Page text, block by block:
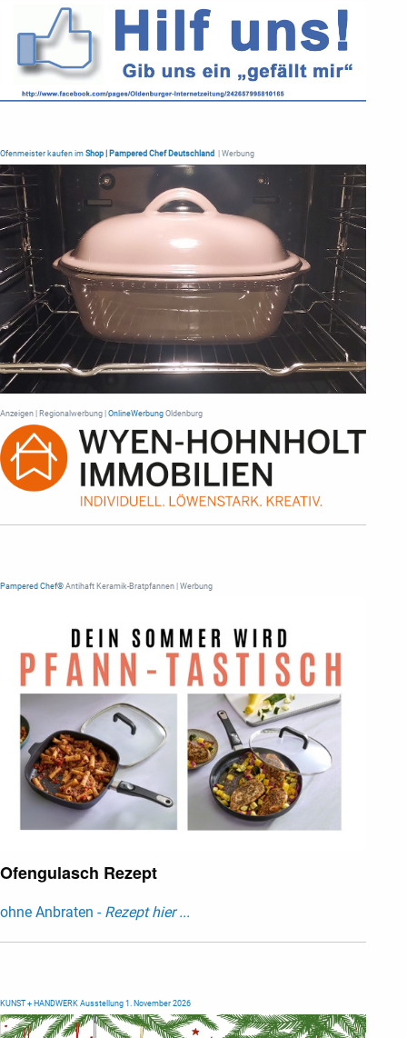
Ofenmeister kaufen im Shop | Pampered Chef Deutschland | Werbung
Anzeigen | Regionalwerbung | OnlineWerbung Oldenburg
Pampered Chef® Antihaft Keramik-Bratpfannen | Werbung
Ofengulasch Rezept
ohne Anbraten - Rezept hier ...
KUNST + HANDWERK Ausstellung 1. November 2026